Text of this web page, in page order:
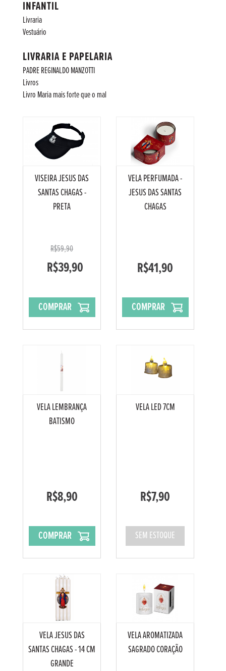
INFANTIL
Livraria
Vestuário
LIVRARIA E PAPELARIA
PADRE REGINALDO MANZOTTI
Livros
Livro Maria mais forte que o mal
VISEIRA JESUS DAS
SANTAS CHAGAS -
PRETA
R$59,90
R$39,90
COMPRAR
VELA PERFUMADA -
JESUS DAS SANTAS
CHAGAS
R$41,90
COMPRAR
VELA LEMBRANÇA
BATISMO
R$8,90
COMPRAR
VELA LED 7CM
R$7,90
SEM ESTOQUE
VELA JESUS DAS
SANTAS CHAGAS - 14 CM
GRANDE
VELA AROMATIZADA
SAGRADO CORAÇÃO